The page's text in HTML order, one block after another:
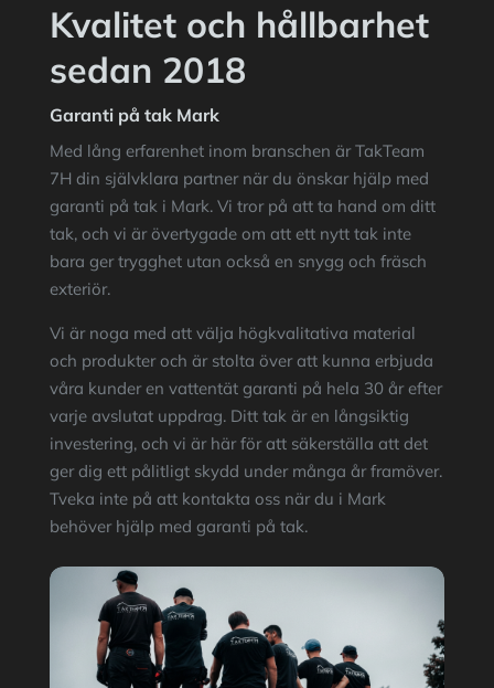
Kvalitet och hållbarhet
sedan 2018
Garanti på tak Mark
Med lång erfarenhet inom branschen är TakTeam
7H din självklara partner när du önskar hjälp med
garanti på tak i Mark. Vi tror på att ta hand om ditt
tak, och vi är övertygade om att ett nytt tak inte
bara ger trygghet utan också en snygg och fräsch
exteriör.
Vi är noga med att välja högkvalitativa material
och produkter och är stolta över att kunna erbjuda
våra kunder en vattentät garanti på hela 30 år efter
varje avslutat uppdrag. Ditt tak är en långsiktig
investering, och vi är här för att säkerställa att det
ger dig ett pålitligt skydd under många år framöver.
Tveka inte på att kontakta oss när du i Mark
behöver hjälp med garanti på tak.